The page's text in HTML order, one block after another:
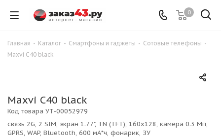
0
Главная - Каталог - Смартфоны и гаджеты - Сотовые телефоны -
Maxvi C40 black
Maxvi C40 black
связь 2G, 2 SIM, экран 1.77", TN (TFT), 160x128, камера 0.3 Мп,
GPRS, WAP, Bluetooth, 600 мА*ч, фонарик, ЗУ
Код товара УТ-00052979